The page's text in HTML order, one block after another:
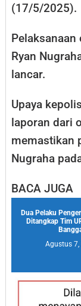
(17/5/2025).
Ryan
lancar.
Upaya
laporan dari
memastikan
Nugraha
BACA JUGA
Dua Pelaku
Ditangkap Tim
Agustus 7,